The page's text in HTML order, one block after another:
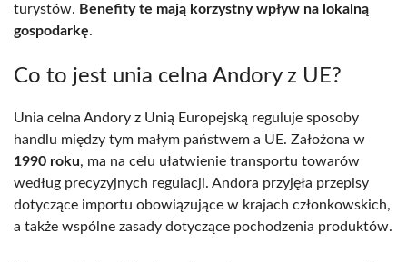
turystów. Benefity te mają korzystny wpływ na lokalną
gospodarkę.
Co to jest unia celna Andory z UE?
Unia celna Andory z Unią Europejską reguluje sposoby
handlu między tym małym państwem a UE. Założona w
1990 roku, ma na celu ułatwienie transportu towarów
według precyzyjnych regulacji. Andora przyjęła przepisy
dotyczące importu obowiązujące w krajach członkowskich,
a także wspólne zasady dotyczące pochodzenia produktów.